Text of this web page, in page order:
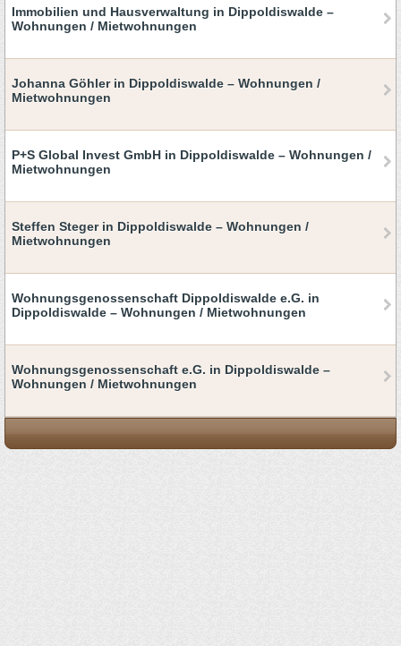
Immobilien und Hausverwaltung in Dippoldiswalde –
Wohnungen / Mietwohnungen
Johanna Göhler in Dippoldiswalde – Wohnungen /
Mietwohnungen
P+S Global Invest GmbH in Dippoldiswalde – Wohnungen /
Mietwohnungen
Steffen Steger in Dippoldiswalde – Wohnungen /
Mietwohnungen
Wohnungsgenossenschaft Dippoldiswalde e.G. in
Dippoldiswalde – Wohnungen / Mietwohnungen
Wohnungsgenossenschaft e.G. in Dippoldiswalde –
Wohnungen / Mietwohnungen